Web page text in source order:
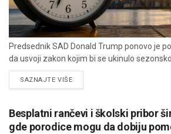
Predsednik SAD Donald Trump ponovo je
da usvoji zakon kojim bi se ukinulo
SAZNAJTE VIŠEDETAILS
Besplatni rančevi i školski pribor
gde porodice mogu da dobiju